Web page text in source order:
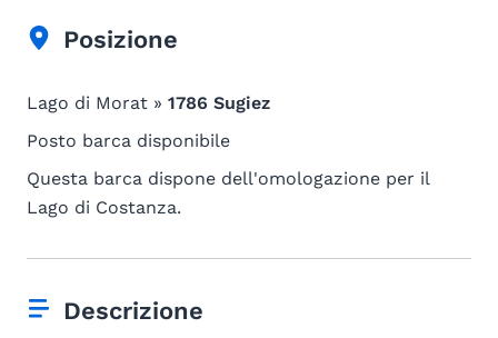
Posizione
Lago di Morat » 1786 Sugiez
Posto barca disponibile
Questa barca dispone dell'omologazione per il
Lago di Costanza.
Descrizione